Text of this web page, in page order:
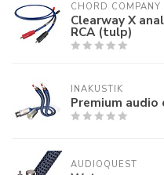
CHORD COMPANY
Clearway X
RCA (tulp)
INAKUSTIK
Premium audio
AUDIOQUEST